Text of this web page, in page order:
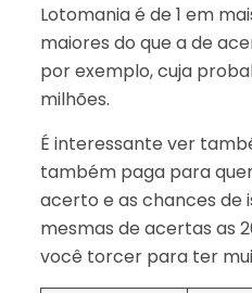
Lotomania é de 1 em
maiores do que a de
por exemplo, cuja
milhões.
É interessante ver
também paga para
acerto e as chances de
mesmas de acertas as
você torcer para ter